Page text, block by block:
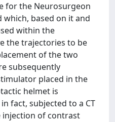
for the Neurosurgeon
based on it and
within the
the trajectories to be
of the two
subsequently
placed in the
helmet is
fact, subjected to a CT
of contrast